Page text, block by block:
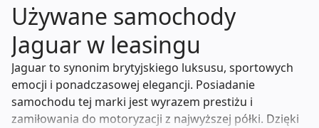
Używane samochody
Jaguar w leasingu
Jaguar to synonim brytyjskiego luksusu, sportowych
emocji i ponadczasowej elegancji. Posiadanie
samochodu tej marki jest wyrazem prestiżu i
zamiłowania do motoryzacji z najwyższej półki. Dzięki